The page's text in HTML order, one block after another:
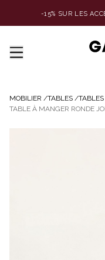
-15% SUR LES
MOBILIER /TABLES /
TABLE À MANGER RONDE